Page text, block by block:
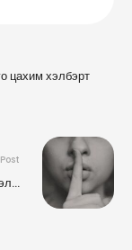
цахим хэлбэрт